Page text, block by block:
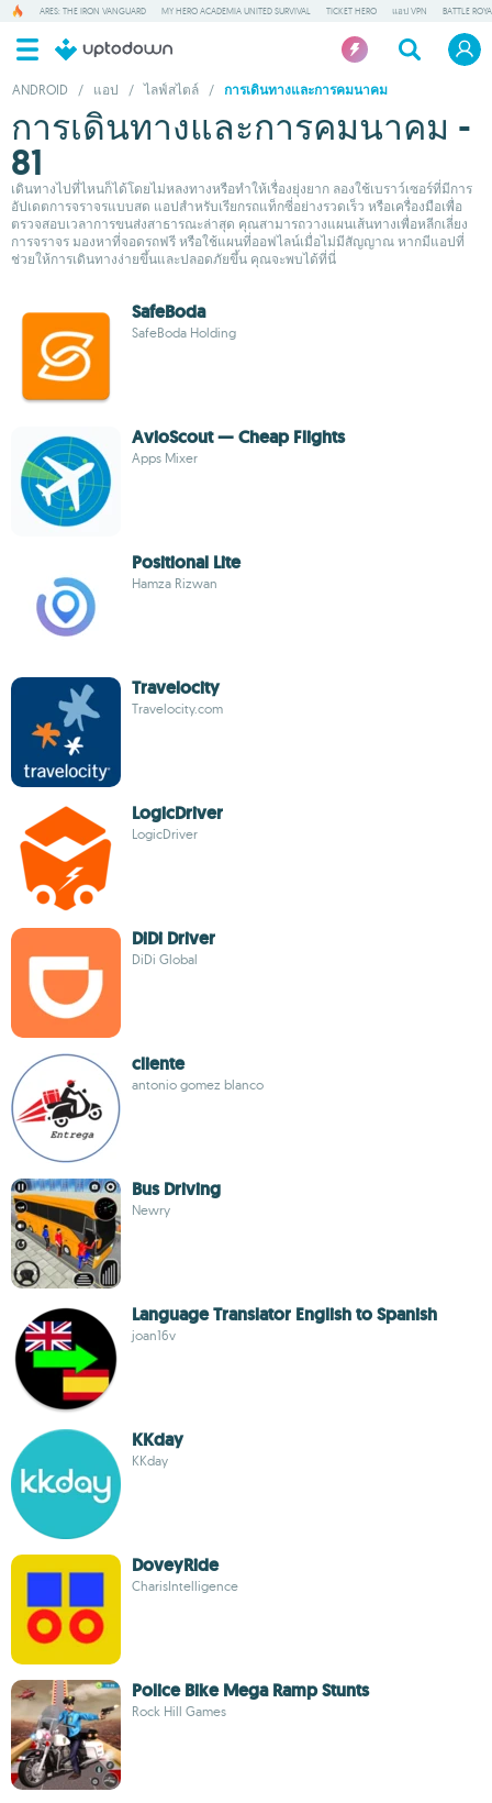
ARES: THE IRON VANGUARD MY HERO ACADEMIA UNITED SURVIVAL TICKET HERO แอป VPN BATTLE
ANDROID / แอป / ไลฟ์สไตล์ / การเดินทางและการคมนาคม
การเดินทางและการคมนาคม -
81
เดินทางไปที่ไหนก็ได้โดยไม่หลงทางหรือทำให้เรื่องยุ่งยาก ลองใช้เบราว์เซอร์ที่มีการ
อัปเดตการจราจรแบบสด แอปสำหรับเรียกรถแท็กซี่อย่างรวดเร็ว หรือเครื่องมือเพื่อ
ตรวจสอบเวลาการขนส่งสาธารณะล่าสุด คุณสามารถวางแผนเส้นทางเพื่อหลีกเลี่ยง
การจราจร มองหาที่จอดรถฟรี หรือใช้แผนที่ออฟไลน์เมื่อไม่มีสัญญาณ หากมีแอปที่
ช่วยให้การเดินทางง่ายขึ้นและปลอดภัยขึ้น คุณจะพบได้ที่นี่
SafeBoda
SafeBoda Holding
AvioScout — Cheap Flights
Apps Mixer
Positional Lite
Hamza Rizwan
Travelocity
Travelocity.com
LogicDriver
LogicDriver
DiDi Driver
DiDi Global
cliente
antonio gomez blanco
Bus Driving
Newry
Language Translator English to Spanish
joan16v
KKday
KKday
DoveyRide
CharisIntelligence
Police Bike Mega Ramp Stunts
Rock Hill Games